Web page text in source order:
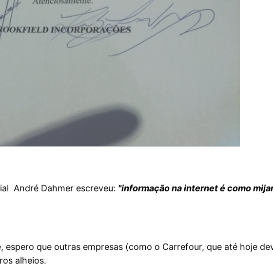
André Dahmer escreveu: "informação na internet é como
que outras empresas (como o Carrefour, que até hoje
alheios.